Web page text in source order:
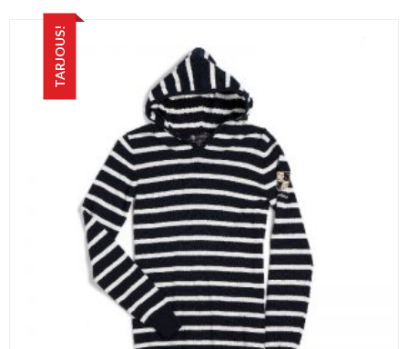
TARJOUS!